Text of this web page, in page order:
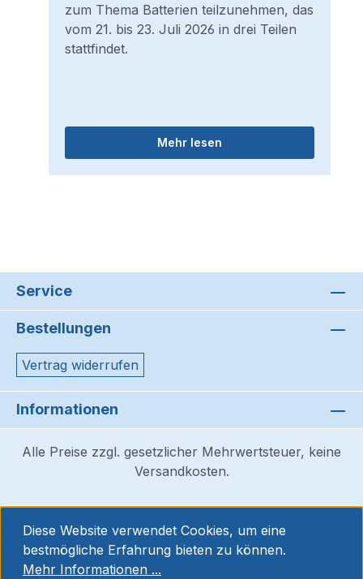
zum Thema Batterien teilzunehmen, das
vom 21. bis 23. Juli 2026 in drei Teilen
stattfindet.
Mehr lesen
Service
Bestellungen
Vertrag widerrufen
Informationen
Alle Preise zzgl. gesetzlicher Mehrwertsteuer, keine
Versandkosten.
Diese Website verwendet Cookies, um eine
bestmögliche Erfahrung bieten zu können.
Mehr Informationen ...